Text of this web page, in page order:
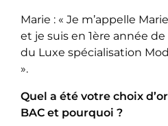
Marie : « Je m’appelle
et je suis en 1ère année
du Luxe spécialisation
».
Quel a été votre choix
BAC et pourquoi ?